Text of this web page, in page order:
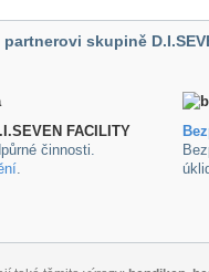
skupině
FACILITY
činnosti.
.
B